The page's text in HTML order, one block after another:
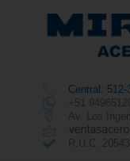
Central: 512-
+51
Av. Los
R.U.C.